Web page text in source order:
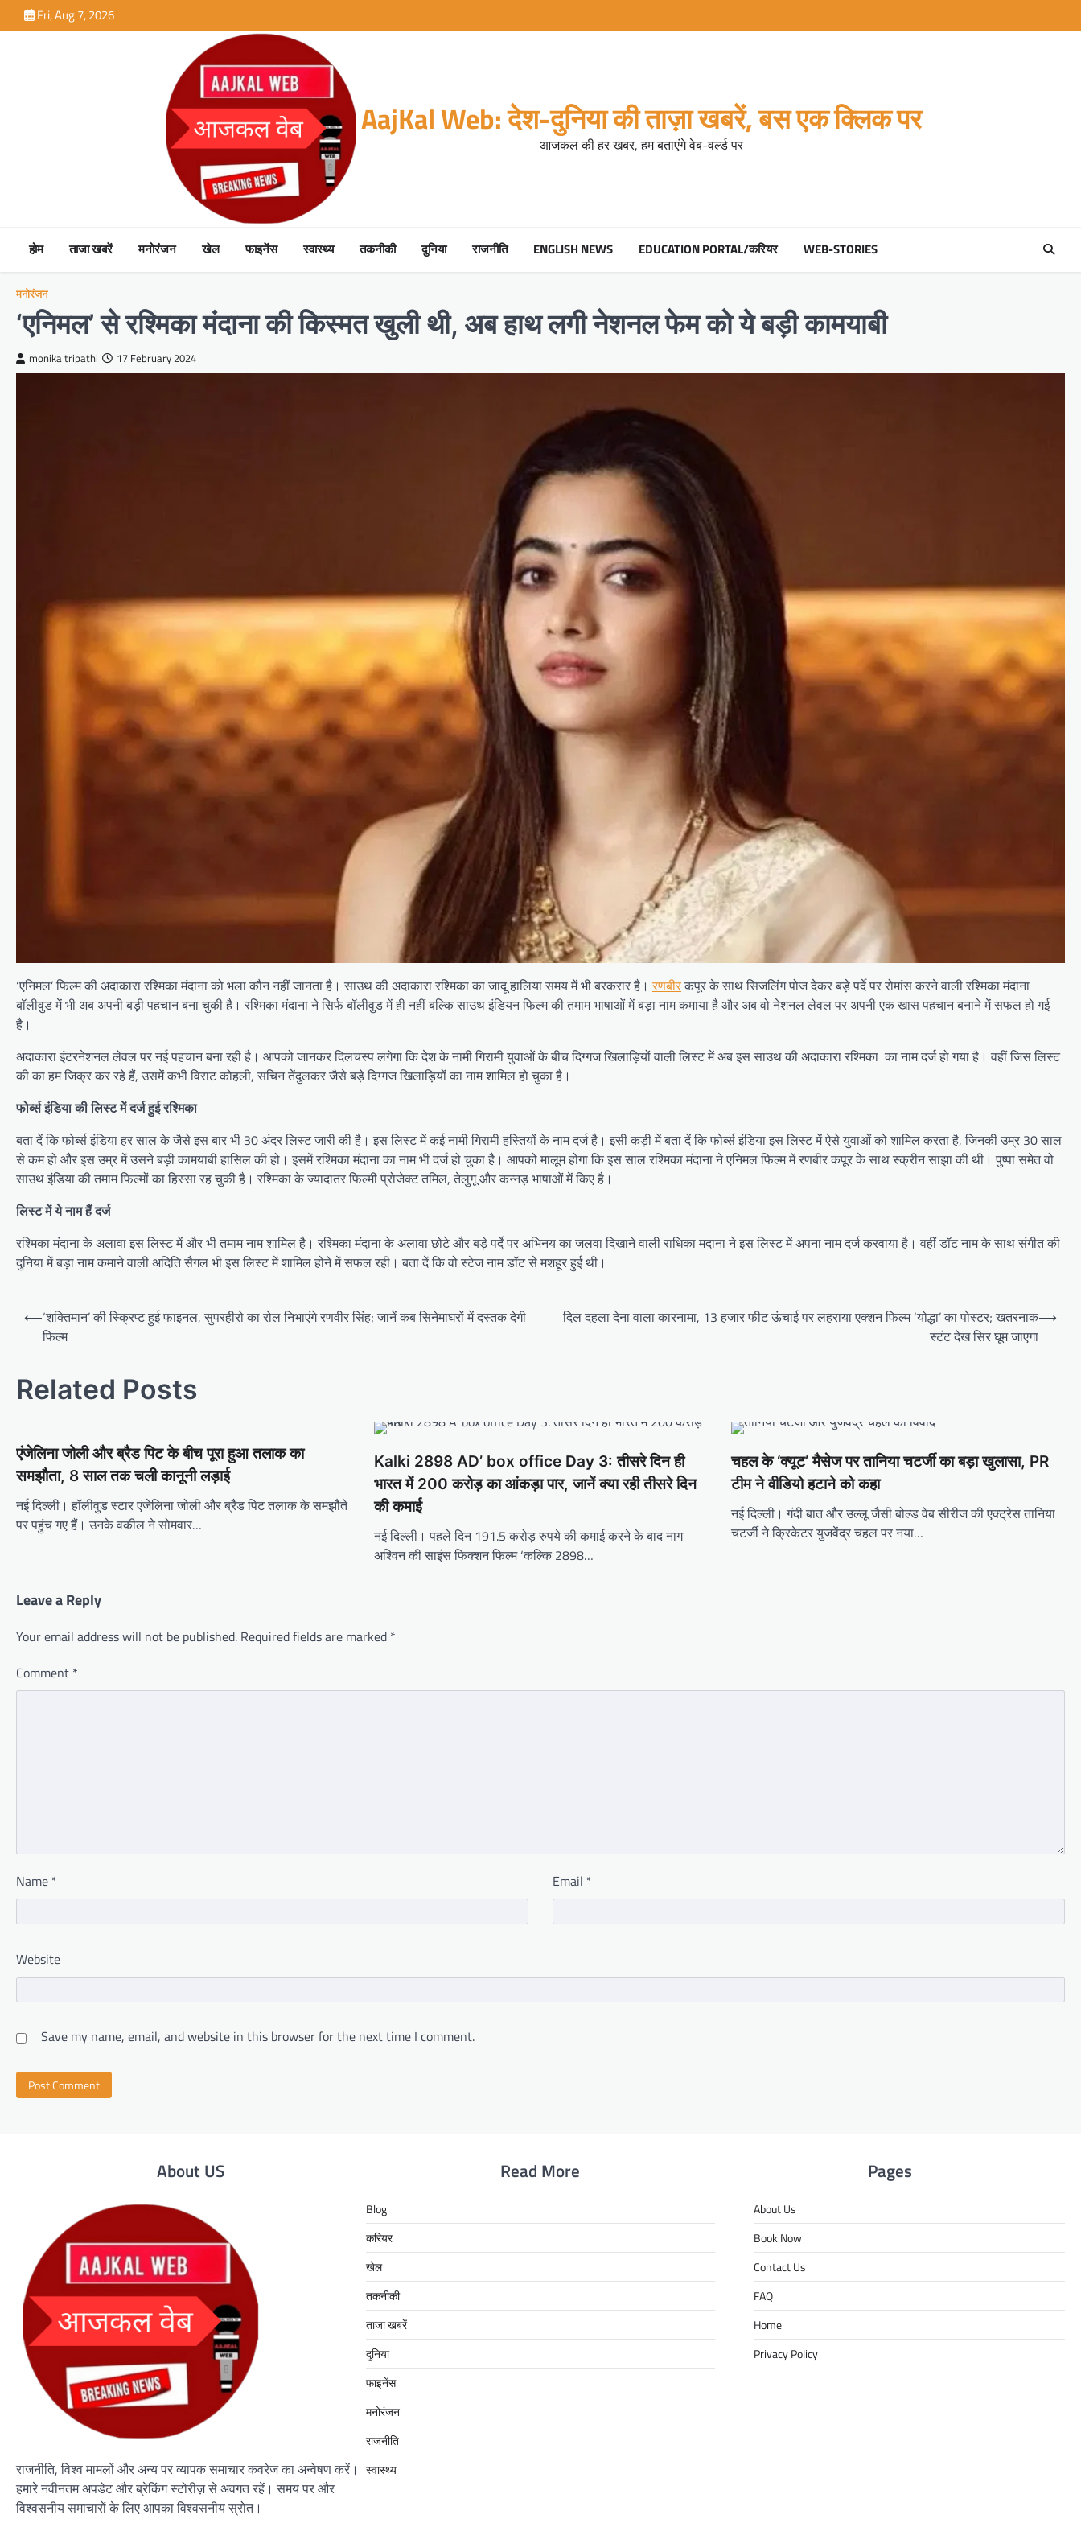
to
Fri, Aug 7, 2026
AajKal Web: देश-दुनिया की ताज़ा खबरें, बस एक क्लिक पर
आजकल की हर खबर, हम बताएंगे वेब-वर्ल्ड पर
होम ताजा खबरें मनोरंजन खेल फाइनेंस स्वास्थ्य तकनीकी दुनिया राजनीति ENGLISH NEWS EDUCATION PORTAL/करियर WEB-STORIES
मनोरंजन
‘एनिमल’ से रश्मिका मंदाना की किस्मत खुली थी, अब हाथ लगी नेशनल फेम को ये बड़ी कामयाबी
monika tripathi 17 February 2024
‘एनिमल’ फिल्म की अदाकारा रश्मिका मंदाना को भला कौन नहीं जानता है। साउथ की अदाकारा रश्मिका का जादू हालिया समय में भी बरकरार है।रणबीरकपूर के साथ सिजलिंग पोज देकर बड़े पर्दे पर रोमांस करने वाली रश्मिका मंदाना
बॉलीवुड में भी अब अपनी बड़ी पहचान बना चुकी है। रश्मिका मंदाना ने सिर्फ बॉलीवुड में ही नहीं बल्कि साउथ इंडियन फिल्म की तमाम भाषाओं में बड़ा नाम कमाया है और अब वो नेशनल लेवल पर अपनी एक खास पहचान बनाने में सफल हो गई
है।
अदाकारा इंटरनेशनल लेवल पर नई पहचान बना रही है। आपको जानकर दिलचस्प लगेगा कि देश के नामी गिरामी युवाओं के बीच दिग्गज खिलाड़ियों वाली लिस्ट में अब इस साउथ की अदाकारा रश्मिका का नाम दर्ज हो गया है। वहीं जिस लिस्ट
की का हम जिक्र कर रहे हैं, उसमें कभी विराट कोहली, सचिन तेंदुलकर जैसे बड़े दिग्गज खिलाड़ियों का नाम शामिल हो चुका है।
फोर्ब्स इंडिया की लिस्ट में दर्ज हुई रश्मिका
बता दें कि फोर्ब्स इंडिया हर साल के जैसे इस बार भी 30 अंदर लिस्ट जारी की है। इस लिस्ट में कई नामी गिरामी हस्तियों के नाम दर्ज है। इसी कड़ी में बता दें कि फोर्ब्स इंडिया इस लिस्ट में ऐसे युवाओं को शामिल करता है, जिनकी उम्र 30 साल
से कम हो और इस उम्र में उसने बड़ी कामयाबी हासिल की हो। इसमें रश्मिका मंदाना का नाम भी दर्ज हो चुका है। आपको मालूम होगा कि इस साल रश्मिका मंदाना ने एनिमल फिल्म में रणबीर कपूर के साथ स्क्रीन साझा की थी। पुष्पा समेत वो
साउथ इंडिया की तमाम फिल्मों का हिस्सा रह चुकी है। रश्मिका के ज्यादातर फिल्मी प्रोजेक्ट तमिल, तेलुगू और कन्नड़ भाषाओं में किए है।
लिस्ट में ये नाम हैं दर्ज
रश्मिका मंदाना के अलावा इस लिस्ट में और भी तमाम नाम शामिल है। रश्मिका मंदाना के अलावा छोटे और बड़े पर्दे पर अभिनय का जलवा दिखाने वाली राधिका मदाना ने इस लिस्ट में अपना नाम दर्ज करवाया है। वहीं डॉट नाम के साथ संगीत की
दुनिया में बड़ा नाम कमाने वाली अदिति सैगल भी इस लिस्ट में शामिल होने में सफल रही। बता दें कि वो स्टेज नाम डॉट से मशहूर हुई थी।
Post
navigation
⟵‘शक्तिमान’ की स्क्रिप्ट हुई फाइनल, सुपरहीरो का रोल निभाएंगे रणवीर सिंह; जानें कब सिनेमाघरों में दस्तक देगी
फिल्म
दिल दहला देना वाला कारनामा, 13 हजार फीट ऊंचाई पर लहराया एक्शन फिल्म ‘योद्धा’ का पोस्टर; खतरनाक
स्टंट देख सिर घूम जाएगा
⟶
Related Posts
एंजेलिना जोली और ब्रैड पिट के बीच पूरा हुआ तलाक का
समझौता, 8 साल तक चली कानूनी लड़ाई
नई दिल्ली। हॉलीवुड स्टार एंजेलिना जोली और ब्रैड पिट तलाक के समझौते
पर पहुंच गए हैं। उनके वकील ने सोमवार…
Kalki 2898 AD’ box office Day 3: तीसरे दिन ही
भारत में 200 करोड़ का आंकड़ा पार, जानें क्या रही तीसरे दिन
की कमाई
नई दिल्ली। पहले दिन 191.5 करोड़ रुपये की कमाई करने के बाद नाग
अश्विन की साइंस फिक्शन फिल्म ‘कल्कि 2898…
चहल के ‘क्यूट’ मैसेज पर तानिया चटर्जी का बड़ा खुलासा, PR
टीम ने वीडियो हटाने को कहा
नई दिल्ली। गंदी बात और उल्लू जैसी बोल्ड वेब सीरीज की एक्ट्रेस तानिया
चटर्जी ने क्रिकेटर युजवेंद्र चहल पर नया…
Leave a Reply
Your email address will not be published. Required fields are marked *
Comment *
Name * Email *
Website
Save my name, email, and website in this browser for the next time I comment.
About US
राजनीति, विश्व मामलों और अन्य पर व्यापक समाचार कवरेज का अन्वेषण करें।
हमारे नवीनतम अपडेट और ब्रेकिंग स्टोरीज़ से अवगत रहें। समय पर और
विश्वसनीय समाचारों के लिए आपका विश्वसनीय स्रोत।
Read More
Blog
करियर
खेल
तकनीकी
ताजा खबरें
दुनिया
फाइनेंस
मनोरंजन
राजनीति
स्वास्थ्य
Pages
About Us
Book Now
Contact Us
FAQ
Home
Privacy Policy